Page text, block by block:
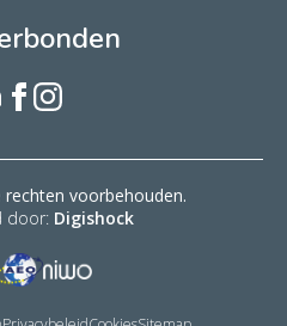
voorbehouden.
door: Digishock